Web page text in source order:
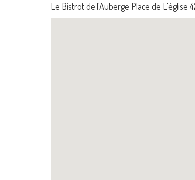
Le Bistrot de l'Auberge Place de L'église